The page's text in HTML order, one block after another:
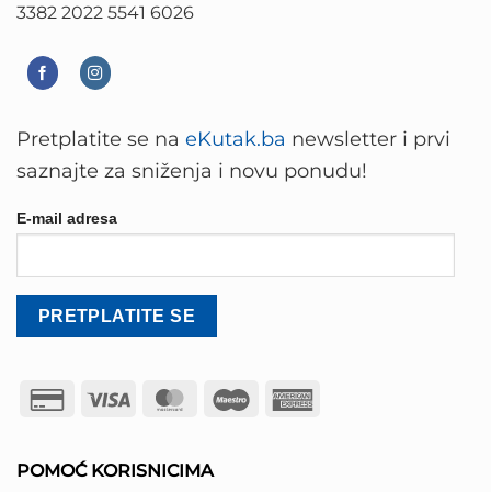
3382 2022 5541 6026
POMOĆ KORISNICIMA
Pretplatite se na eKutak.ba newsletter i prvi
saznajte za sniženja i novu ponudu!
E-mail adresa
Credit
Visa MasterCard
Maestro